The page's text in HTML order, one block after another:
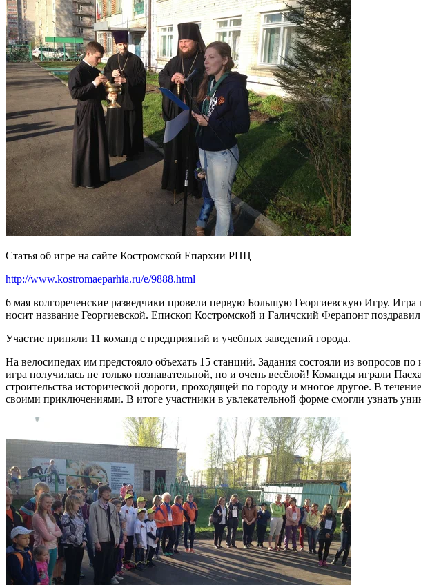
Статья об игре на сайте Костромской Епархии РПЦ
http://www.kostromaeparhia.ru/e/9888.html
6 мая волгореченские разведчики провели первую Большую Георгиевскую Игру.
носит название Георгиевской. Епископ Костромской и Галичский Ферапонт
Участие приняли 11 команд с предприятий и учебных заведений города.
На велосипедах им предстояло объехать 15 станций. Задания состояли из вопросов
игра получилась не только познавательной, но и очень весёлой! Команды играли
строительства исторической дороги, проходящей по городу и многое другое. В
своими приключениями. В итоге участники в увлекательной форме смогли узнать